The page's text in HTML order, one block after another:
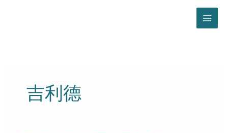
吉利德